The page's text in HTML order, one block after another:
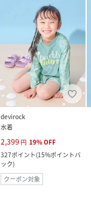
devirock
水着
2,399 円 19%OFF
327ポイント(15%ポイントバ
ック)
クーポン対象